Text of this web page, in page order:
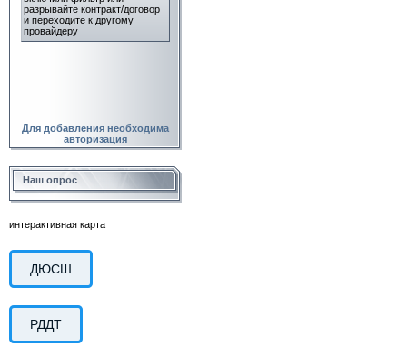
Для добавления необходима
авторизация
Наш опрос
интерактивная карта
ДЮСШ
РДДТ